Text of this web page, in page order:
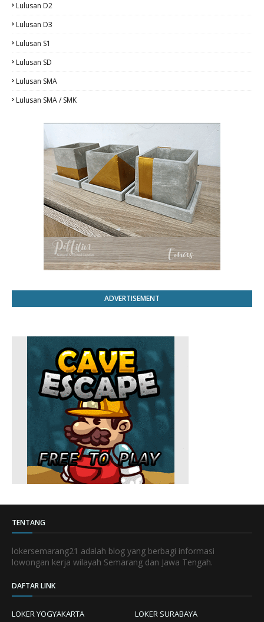
Lulusan D2
Lulusan D3
Lulusan S1
Lulusan SD
Lulusan SMA
Lulusan SMA / SMK
ADVERTISEMENT
TENTANG
lokersemarang21 adalah blog yang berbagi informasi
lowongan kerja wilayah Semarang dan Jawa Tengah.
DAFTAR LINK
LOKER YOGYAKARTA LOKER SURABAYA